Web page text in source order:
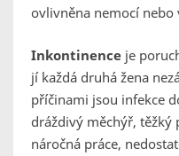
ovlivněna nemocí nebo
Inkontinence je
jí každá druhá žena
příčinami jsou infekce
dráždivý měchýř,
náročná práce,